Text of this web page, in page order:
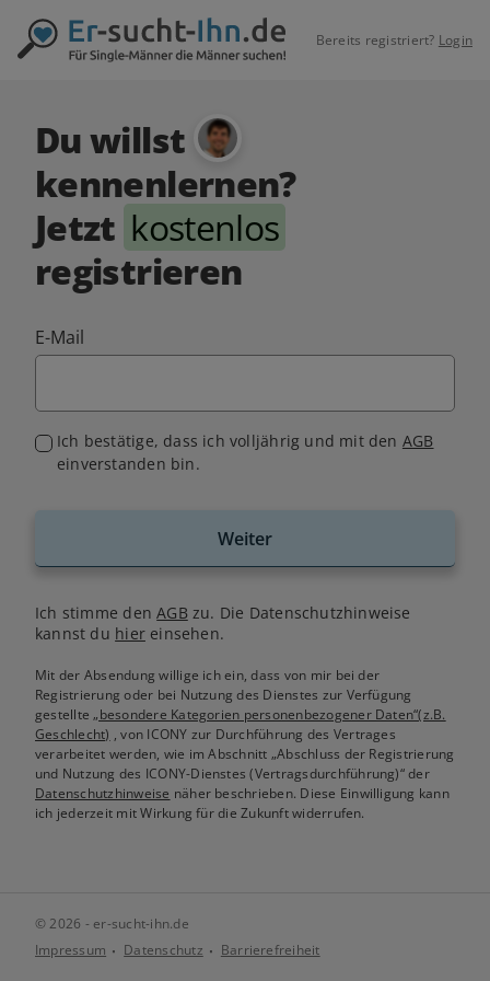
Bereits registriert? Login
Du willst
kennenlernen?
Jetzt kostenlos
registrieren
E-Mail
Ich bestätige, dass ich volljährig und mit den AGB
einverstanden bin.
Weiter
Ich stimme denAGB zu. Die Datenschutzhinweise
kannst du hiereinsehen.
Mit der Absendung willige ich ein, dass von mir bei der
Registrierung oder bei Nutzung des Dienstes zur Verfügung
gestellte„besondere Kategorien personenbezogener Daten“(z.B.
Geschlecht) , von ICONY zur Durchführung des Vertrages
verarbeitet werden, wie im Abschnitt „Abschluss der Registrierung
und Nutzung des ICONY-Dienstes (Vertragsdurchführung)“ der
Datenschutzhinweise näher beschrieben. Diese Einwilligung kann
ich jederzeit mit Wirkung für die Zukunft widerrufen.
© 2026 - er-sucht-ihn.de
Impressum
Datenschutz Barrierefreiheit